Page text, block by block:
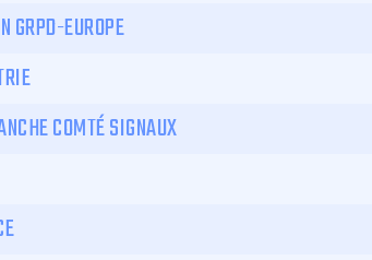
GRPD-EUROPE
COMTÉ SIGNAUX